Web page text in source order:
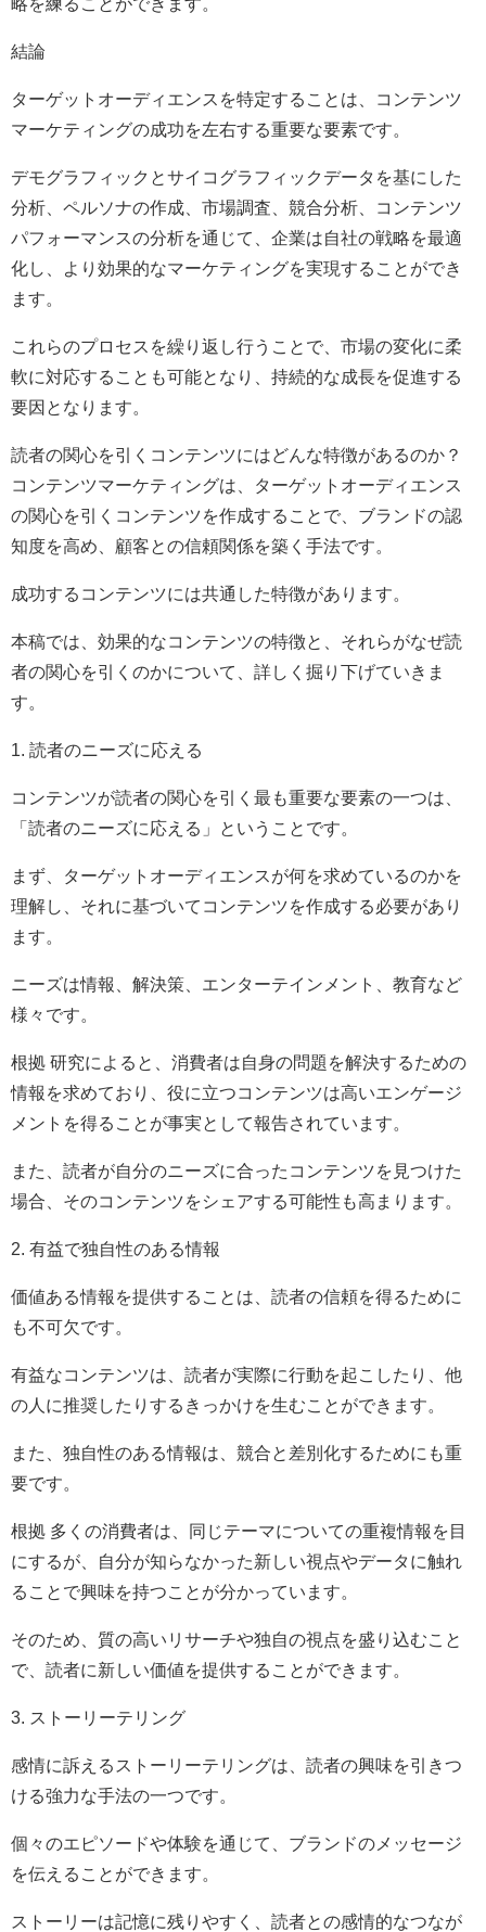
結論
ターゲットオーディエンスを特定することは、コンテンツ
マーケティングの成功を左右する重要な要素です。
デモグラフィックとサイコグラフィックデータを基にした
分析、ペルソナの作成、市場調査、競合分析、コンテンツ
パフォーマンスの分析を通じて、企業は自社の戦略を最適
化し、より効果的なマーケティングを実現することができ
ます。
これらのプロセスを繰り返し行うことで、市場の変化に柔
軟に対応することも可能となり、持続的な成長を促進する
要因となります。
読者の関心を引くコンテンツにはどんな特徴があるのか？
コンテンツマーケティングは、ターゲットオーディエンス
の関心を引くコンテンツを作成することで、ブランドの認
知度を高め、顧客との信頼関係を築く手法です。
成功するコンテンツには共通した特徴があります。
本稿では、効果的なコンテンツの特徴と、それらがなぜ読
者の関心を引くのかについて、詳しく掘り下げていきま
す。
1. 読者のニーズに応える
コンテンツが読者の関心を引く最も重要な要素の一つは、
「読者のニーズに応える」ということです。
まず、ターゲットオーディエンスが何を求めているのかを
理解し、それに基づいてコンテンツを作成する必要があり
ます。
ニーズは情報、解決策、エンターテインメント、教育など
様々です。
根拠 研究によると、消費者は自身の問題を解決するための
情報を求めており、役に立つコンテンツは高いエンゲージ
メントを得ることが事実として報告されています。
また、読者が自分のニーズに合ったコンテンツを見つけた
場合、そのコンテンツをシェアする可能性も高まります。
2. 有益で独自性のある情報
価値ある情報を提供することは、読者の信頼を得るために
も不可欠です。
有益なコンテンツは、読者が実際に行動を起こしたり、他
の人に推奨したりするきっかけを生むことができます。
また、独自性のある情報は、競合と差別化するためにも重
要です。
根拠 多くの消費者は、同じテーマについての重複情報を目
にするが、自分が知らなかった新しい視点やデータに触れ
ることで興味を持つことが分かっています。
そのため、質の高いリサーチや独自の視点を盛り込むこと
で、読者に新しい価値を提供することができます。
3. ストーリーテリング
感情に訴えるストーリーテリングは、読者の興味を引きつ
ける強力な手法の一つです。
個々のエピソードや体験を通じて、ブランドのメッセージ
を伝えることができます。
ストーリーは記憶に残りやすく、読者との感情的なつなが